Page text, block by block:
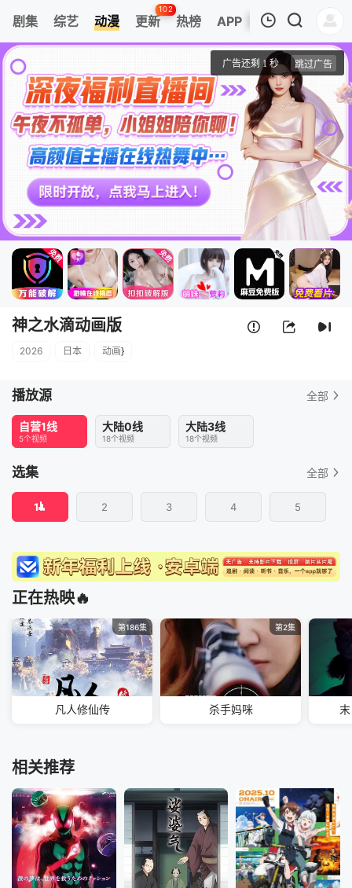
剧集 综艺 动漫 更新
102
热榜 APP
1
神之水滴动画版
清空
神之水滴动画版
2026 日本 动画}
播放源 全部
自营1线
5个视频
大陆0线
18个视频
大陆3线
18个视频
选集 全部
1 2 3 4 5
正在热映🔥
第186集
凡人修仙传
第2集
杀手妈咪
相关推荐